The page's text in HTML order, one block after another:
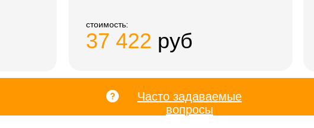
37 422 руб
стоимость:
Часто задаваемые
вопросы